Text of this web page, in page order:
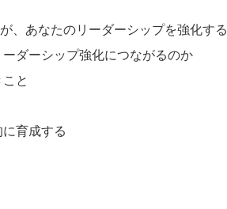
、あなたのリーダーシップを強化する
ダーシップ強化につながるのか
と
育成する